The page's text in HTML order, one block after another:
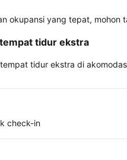
okupansi yang tepat,
tidur ekstra
tidur ekstra di
check-in